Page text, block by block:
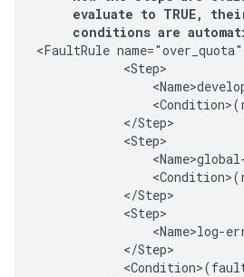
evaluate to TRUE,
conditions are
<FaultRule
            <Step>
            </Step>
            <Step>
            </Step>
            <Step>
<Name>log-
            </Step>